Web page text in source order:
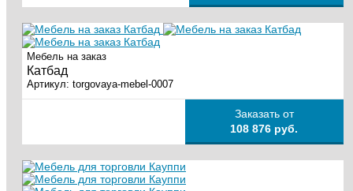
Мебель на заказ
Катбад
Артикул: torgovaya-mebel-0007
Заказать от
108 876 руб.